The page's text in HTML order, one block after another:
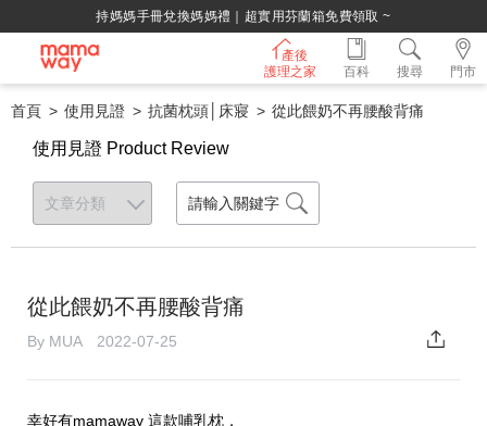
持媽媽手冊兌換媽媽禮｜超實用芬蘭箱免費領取 ~
產後
護理之家
門市
百科 搜尋
首頁 使用見證 抗菌枕頭│床寢 從此餵奶不再腰酸背痛
使用見證 Product Review
從此餵奶不再腰酸背痛
By MUA 2022-07-25
幸好有mamaway 這款哺乳枕，